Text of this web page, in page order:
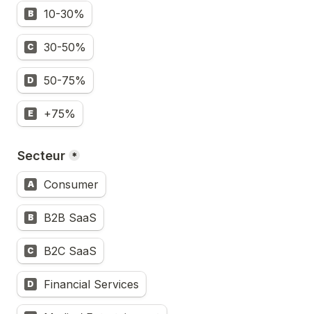
B 10-30%
C 30-50%
D 50-75%
E +75%
Secteur *
A Consumer
B B2B SaaS
C B2C SaaS
D Financial Services